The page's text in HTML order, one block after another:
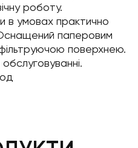
роботу.
в умовах практично
паперовим
поверхнею.